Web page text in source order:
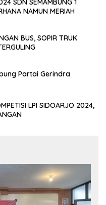
SDN SEMAMBUNG 1
NAMUN MERIAH
BUS, SOPIR TRUK
Partai Gerindra
LPI SIDOARJO 2024,